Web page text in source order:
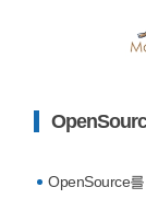
OpenSource